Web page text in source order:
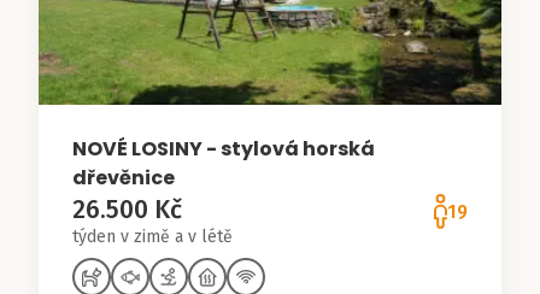
NOVÉ LOSINY - stylová horská
dřevěnice
26.500 Kč
týden v zimě a v létě
19